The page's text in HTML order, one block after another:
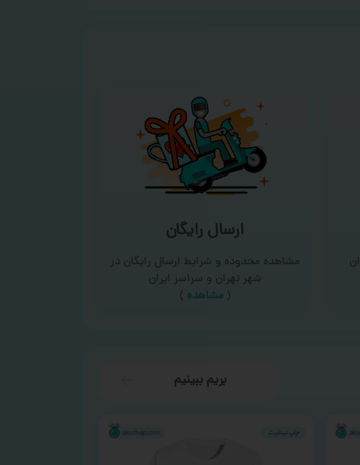
ارسال رایگان
مشاهده محدوده و شرایط ارسال رایگان در
شهر تهران و سراسر ایران
(مشاهده )
بریم ببینیم